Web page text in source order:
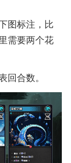
图标注，比
需要两个花
回合数。